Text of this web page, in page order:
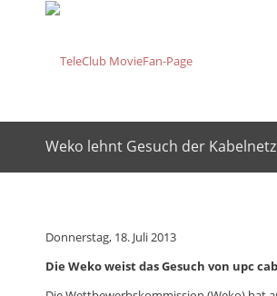
Weko lehnt Gesuch der
Donnerstag, 18. Juli 2013
Die Weko weist das Gesuch von upc